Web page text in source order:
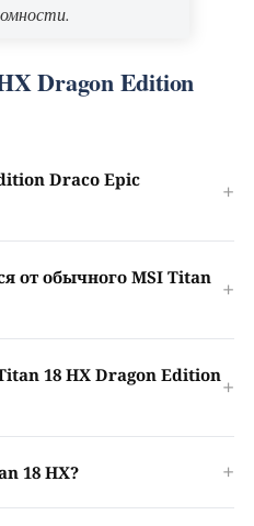
Dragon Edition
Draco Epic
от обычного MSI Titan
18 HX Dragon Edition
18 HX?